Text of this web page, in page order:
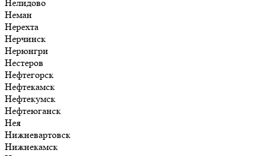
Нелидово
Неман
Нерехта
Нерчинск
Нерюнгри
Нестеров
Нефтегорск
Нефтекамск
Нефтекумск
Нефтеюганск
Нея
Нижневартовск
Нижнекамск